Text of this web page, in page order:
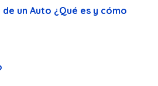
un Auto ¿Qué es y cómo